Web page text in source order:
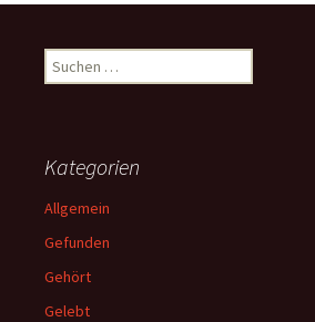
Suchen
nach:
Kategorien
Allgemein
Gefunden
Gehört
Gelebt